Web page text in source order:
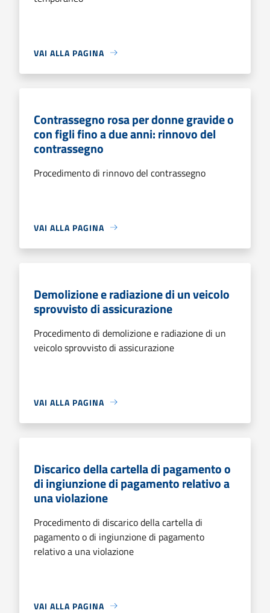
VAI ALLA PAGINA
Contrassegno rosa per donne gravide o
con figli fino a due anni: rinnovo del
contrassegno
Procedimento di rinnovo del contrassegno
VAI ALLA PAGINA
Demolizione e radiazione di un veicolo
sprovvisto di assicurazione
Procedimento di demolizione e radiazione di un
veicolo sprovvisto di assicurazione
VAI ALLA PAGINA
Discarico della cartella di pagamento o
di ingiunzione di pagamento relativo a
una violazione
Procedimento di discarico della cartella di
pagamento o di ingiunzione di pagamento
relativo a una violazione
VAI ALLA PAGINA